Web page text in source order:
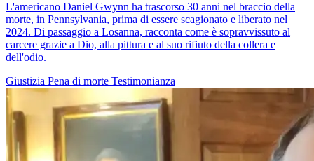
L'americano Daniel Gwynn ha trascorso 30 anni nel braccio della
morte, in Pennsylvania, prima di essere scagionato e liberato nel
2024. Di passaggio a Losanna, racconta come è sopravvissuto al
carcere grazie a Dio, alla pittura e al suo rifiuto della collera e
dell'odio.
Giustizia Pena di morte Testimonianza